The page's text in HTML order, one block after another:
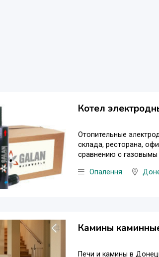
Котел
Отопительные
склада, ресторана,
сравнению с газовымы
Опалення
Камины
Печи и камины в